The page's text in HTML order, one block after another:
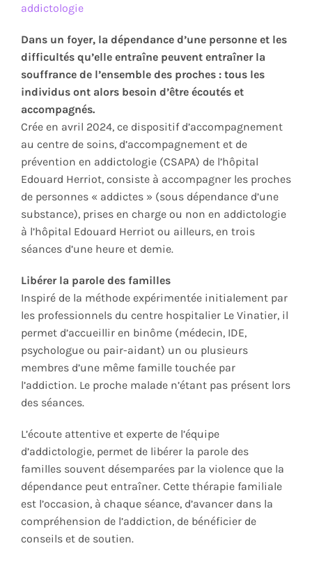
addictologie
Dans un foyer, la dépendance d’une personne et les
difficultés qu’elle entraîne peuvent entraîner la
souffrance de l’ensemble des proches : tous les
individus ont alors besoin d’être écoutés et
accompagnés.
Crée en avril 2024, ce dispositif d’accompagnement
au centre de soins, d’accompagnement et de
prévention en addictologie (CSAPA) de l’hôpital
Edouard Herriot, consiste à accompagner les proches
de personnes « addictes » (sous dépendance d’une
substance), prises en charge ou non en addictologie
à l’hôpital Edouard Herriot ou ailleurs, en trois
séances d’une heure et demie.
Libérer la parole des familles
Inspiré de la méthode expérimentée initialement par
les professionnels du centre hospitalier Le Vinatier, il
permet d’accueillir en binôme (médecin, IDE,
psychologue ou pair-aidant) un ou plusieurs
membres d’une même famille touchée par
l’addiction. Le proche malade n’étant pas présent lors
des séances.
L’écoute attentive et experte de l’équipe
d’addictologie, permet de libérer la parole des
familles souvent désemparées par la violence que la
dépendance peut entraîner. Cette thérapie familiale
est l’occasion, à chaque séance, d’avancer dans la
compréhension de l’addiction, de bénéficier de
conseils et de soutien.